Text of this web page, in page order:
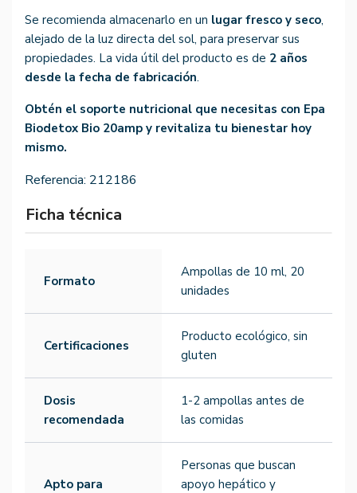
Se recomienda almacenarlo en un lugar fresco y seco,
alejado de la luz directa del sol, para preservar sus
propiedades. La vida útil del producto es de 2 años
desde la fecha de fabricación.
Obtén el soporte nutricional que necesitas con Epa
Biodetox Bio 20amp y revitaliza tu bienestar hoy
mismo.
Referencia: 212186
Ficha técnica
Formato
Ampollas de 10 ml, 20
unidades
Certificaciones
Producto ecológico, sin
gluten
Dosis
recomendada
1-2 ampollas antes de
las comidas
Apto para
Personas que buscan
apoyo hepático y